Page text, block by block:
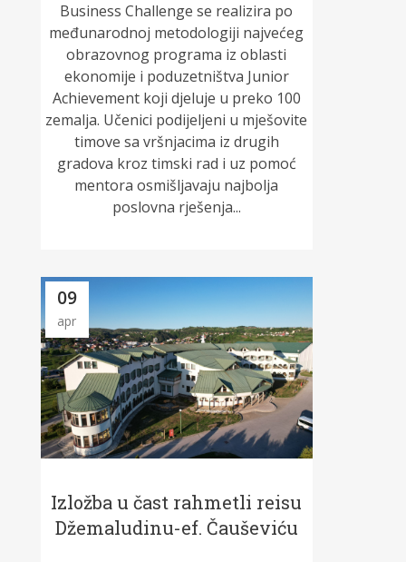
Business Challenge se realizira po
međunarodnoj metodologiji najvećeg
obrazovnog programa iz oblasti
ekonomije i poduzetništva Junior
Achievement koji djeluje u preko 100
zemalja. Učenici podijeljeni u mješovite
timove sa vršnjacima iz drugih
gradova kroz timski rad i uz pomoć
mentora osmišljavaju najbolja
poslovna rješenja...
09
apr
Izložba u čast rahmetli reisu
Džemaludinu-ef. Čauševiću